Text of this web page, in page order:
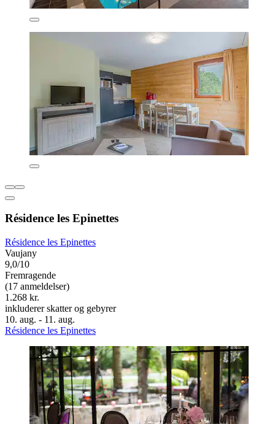
Résidence les Epinettes
Résidence les Epinettes
Vaujany
9,0/10
Fremragende
(17 anmeldelser)
1.268 kr.
inkluderer skatter og gebyrer
10. aug. - 11. aug.
Résidence les Epinettes